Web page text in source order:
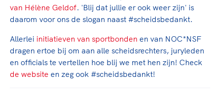
een rondje fietsen, door samen te skaten of naar
de sportschool te gaan. Door samen te juichen
voor Sifan Hassan, Rico Verhoeven, Diede de
Groot en het Nederlands Elftal. Of met trots te
genieten van de karatewedstrijd van je dochter,
de halve marathon van je moeder of de
Beroepskrachten
Samen voor een veilige
sportomgeving
De TeamNL Academie
ontwikkelprogramma voor de volgende functies
binnen TeamNL programma's: experts, coaches,
bestuurders, (technisch) directeuren, managers en
toekomstig kader.
van Hélène Geldof. 'Blij dat jullie er ook weer zijn' is
daarom voor ons de slogan naast #scheidsbedankt.
Allerlei initiatieven van sportbonden en van NOC*NSF
dragen ertoe bij om aan alle scheidsrechters, juryleden
en officials te vertellen hoe blij we met hen zijn! Check
de website en zeg ook #scheidsbedankt!